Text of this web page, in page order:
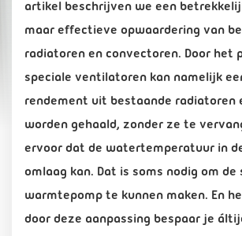
artikel beschrijven we een
maar effectieve opwaardering van
radiatoren en convectoren. Door het
speciale ventilatoren kan namelijk
rendement uit bestaande radiatoren
worden gehaald, zonder ze te
ervoor dat de watertemperatuur in
omlaag kan. Dat is soms nodig om de
warmtepomp te kunnen maken. En
door deze aanpassing bespaar je